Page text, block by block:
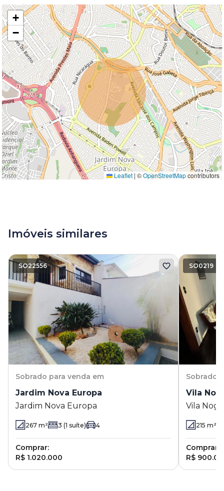
+
−
Leaflet | ©OpenStreetMapcontributors
Imóveis similares
SO22556
Sobrado para venda em
Jardim Nova Europa
Jardim Nova Europa
267 m² 3 (1 suíte) 4
Comprar:
R$ 1.020.000
SO0219
Sobrado
Vila
Vila
215 m²
Comprar:
R$